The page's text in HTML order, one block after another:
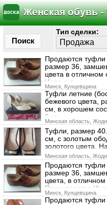
Женская обувь
Поиск
Тип сделки:
Продаются
размер 36,
цвета в отличном
Испания
Минск, Кунцевщина
Туфли летние
бежевого цвета,
см, в хорошем
6 см,
Минская область,
Туфли, размер 40.
см, с золотым
золотого цвета.
Минская область,
Продаются
размер 36,
цвета, в
Производство
Минск, Кунцевщина
Продаются